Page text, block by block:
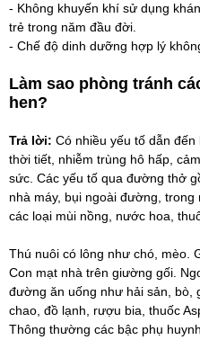
- Không khuyến khí sử dụng
trẻ trong năm đầu đời.
- Chế độ dinh dưỡng hợp lý
Làm sao phòng tránh
hen?
Trả lời: Có nhiều yếu tố dẫn
thời tiết, nhiễm trùng hô hấp,
sức. Các yếu tố qua đường thở
nhà máy, bụi ngoài đường,
các loại mùi nồng, nước hoa,
Thú nuôi có lông như chó, mèo.
Con mạt nhà trên giường gối.
đường ăn uống như hải sản, bò,
chao, đồ lạnh, rượu bia, thuốc
Thông thường các bậc phụ